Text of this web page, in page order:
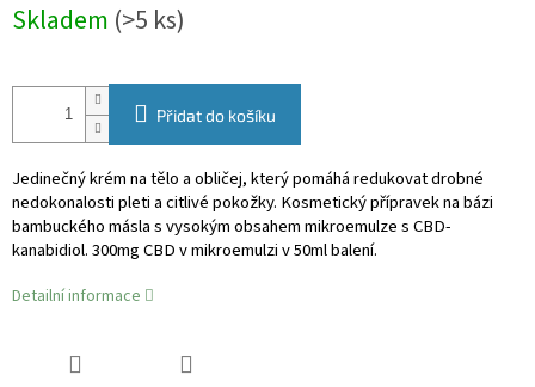
cena:
Skladem (>5 ks)
Přidat do košíku
Jedinečný krém na tělo a obličej, který pomáhá redukovat drobné
nedokonalosti pleti a citlivé pokožky. Kosmetický přípravek na bázi
bambuckého másla s vysokým obsahem mikroemulze s CBD-
kanabidiol. 300mg CBD v mikroemulzi v 50ml balení.
Detailní informace